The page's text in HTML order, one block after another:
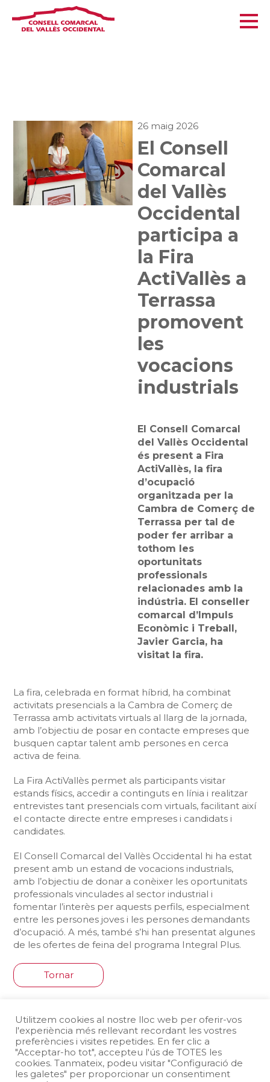
26 maig 2026
El Consell
Comarcal
del Vallès
Occidental
participa a
la Fira
ActiVallès a
Terrassa
promovent
les
vocacions
industrials
El Consell Comarcal
del Vallès Occidental
és present a Fira
ActiVallès, la fira
d’ocupació
organitzada per la
Cambra de Comerç de
Terrassa per tal de
poder fer arribar a
tothom les
oportunitats
professionals
relacionades amb la
indústria. El conseller
comarcal d’Impuls
Econòmic i Treball,
Javier Garcia, ha
visitat la fira.
La fira, celebrada en format híbrid, ha combinat
activitats presencials a la Cambra de Comerç de
Terrassa amb activitats virtuals al llarg de la jornada,
amb l’objectiu de posar en contacte empreses que
busquen captar talent amb persones en cerca
activa de feina.
La Fira ActiVallès permet als participants visitar
estands físics, accedir a continguts en línia i realitzar
entrevistes tant presencials com virtuals, facilitant així
el contacte directe entre empreses i candidats i
candidates.
El Consell Comarcal del Vallès Occidental hi ha estat
present amb un estand de vocacions industrials,
amb l’objectiu de donar a conèixer les oportunitats
professionals vinculades al sector industrial i
fomentar l’interès per aquests perfils, especialment
entre les persones joves i les persones demandants
d’ocupació. A més, també s’hi han presentat algunes
de les ofertes de feina del programa Integral Plus.
Tornar
Comparteix la pàgina
Protecció de dades
Avís legal
Utilitzem cookies al nostre lloc web per oferir-vos
l'experiència més rellevant recordant les vostres
preferències i visites repetides. En fer clic a
"Acceptar-ho tot", accepteu l'ús de TOTES les
cookies. Tanmateix, podeu visitar "Configuració de
les galetes" per proporcionar un consentiment